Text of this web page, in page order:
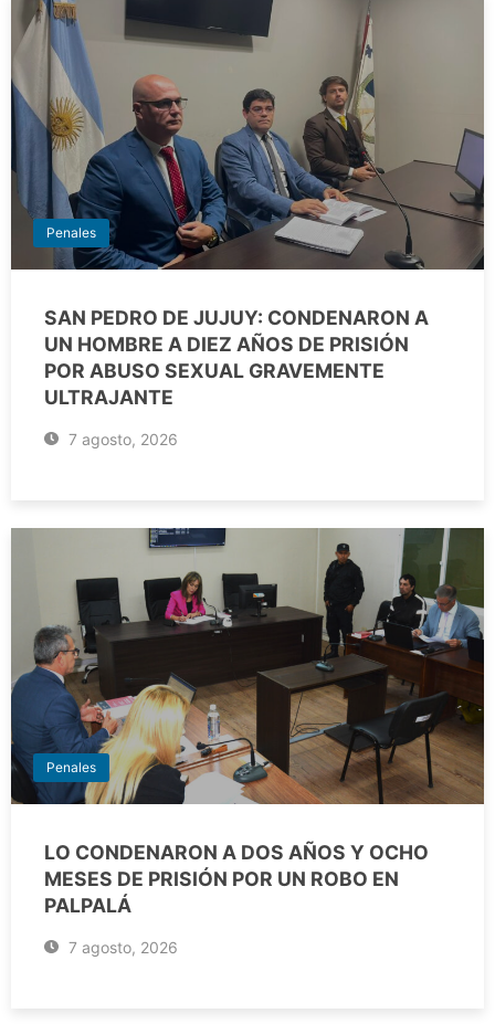
Penales
SAN PEDRO DE JUJUY: CONDENARON A
UN HOMBRE A DIEZ AÑOS DE PRISIÓN
POR ABUSO SEXUAL GRAVEMENTE
ULTRAJANTE
7 agosto, 2026
Penales
LO CONDENARON A DOS AÑOS Y OCHO
MESES DE PRISIÓN POR UN ROBO EN
PALPALÁ
7 agosto, 2026